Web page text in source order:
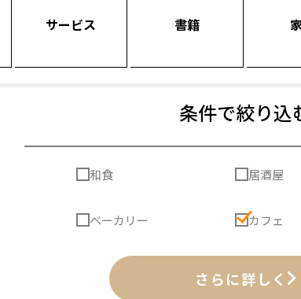
サービス 書籍
条件で絞り込
和食 居酒屋
ベーカリー カフェ
さらに詳しく